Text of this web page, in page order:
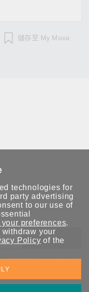
儲存至 My Moxa
送出
息。Moxa 非常重視您的
任何人。
technologies for
party advertising
to our use of
your preferences.
your
Policy of the